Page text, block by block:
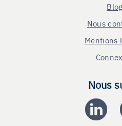
Blog
Nous
Mentions
Nous